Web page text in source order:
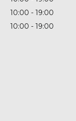
10:00
19:00
10:00 19:00